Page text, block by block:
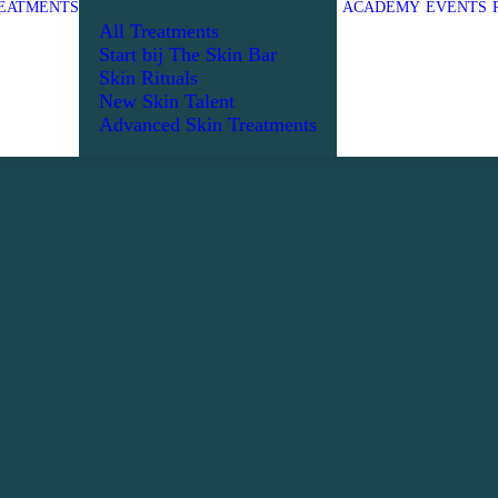
All Treatments
Start bij The Skin Bar
Skin Rituals
New Skin Talent
Advanced Skin Treatments
ACADEMY EVENTS